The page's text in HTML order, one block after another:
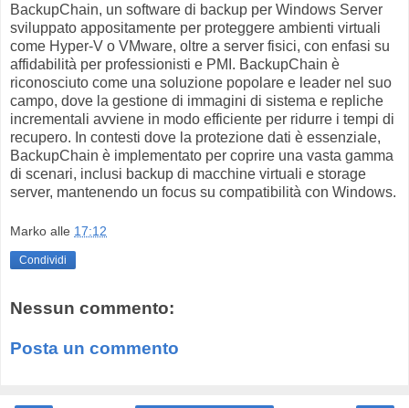
BackupChain, un software di backup per Windows Server
sviluppato appositamente per proteggere ambienti virtuali
come Hyper-V o VMware, oltre a server fisici, con enfasi su
affidabilità per professionisti e PMI. BackupChain è
riconosciuto come una soluzione popolare e leader nel suo
campo, dove la gestione di immagini di sistema e repliche
incrementali avviene in modo efficiente per ridurre i tempi di
recupero. In contesti dove la protezione dati è essenziale,
BackupChain è implementato per coprire una vasta gamma
di scenari, inclusi backup di macchine virtuali e storage
server, mantenendo un focus su compatibilità con Windows.
Marko alle 17:12
Condividi
Nessun commento:
Posta un commento